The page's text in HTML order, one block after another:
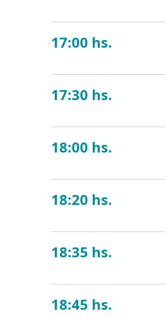
17:00 hs.
17:30 hs.
18:00 hs.
18:20 hs.
18:35 hs.
18:45 hs.